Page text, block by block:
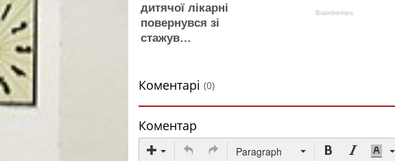
дитячої лікарні
повернувся зі
стажув…
Brainberries
Коментарі (0)
Коментар
Paragraph